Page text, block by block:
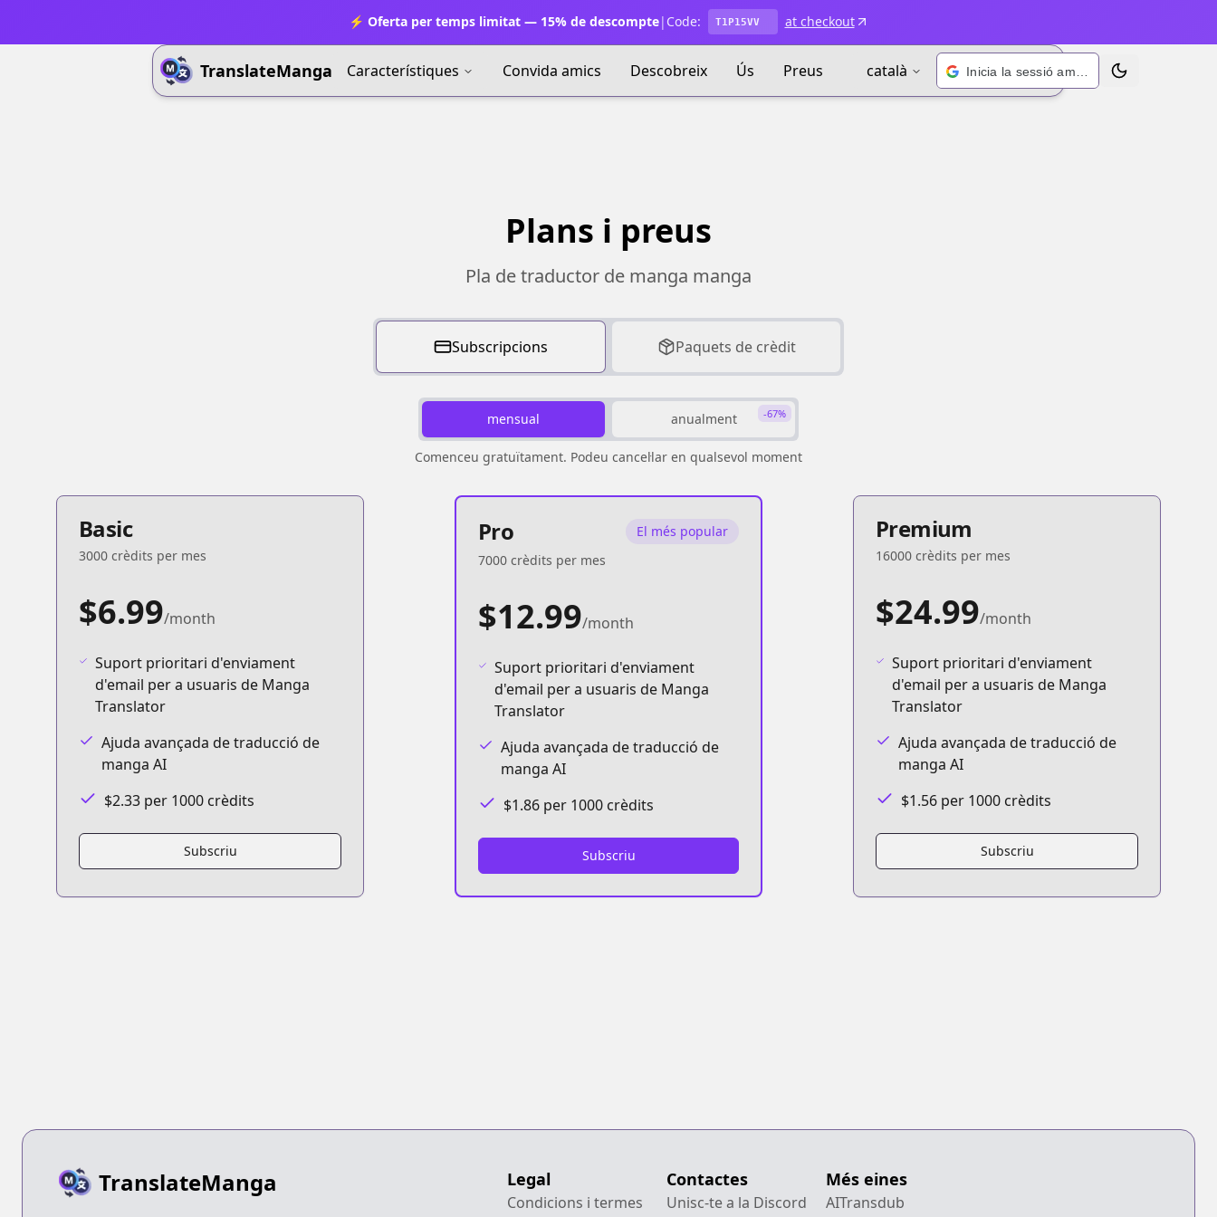
⚡ Oferta per temps limitat — 15% de descompte| Code: T1P15VV at checkout
TranslateManga Característiques Convida amics Descobreix Ús Preus català Alternar tema
Plans i preus
Pla de traductor de manga manga
Subscripcions Paquets de crèdit
mensual anualment -67%
Comenceu gratuïtament. Podeu cancel·lar en qualsevol moment
Basic
3000 crèdits per mes
$6.99/month
Suport prioritari d'enviament
d'email per a usuaris de Manga
Translator
Ajuda avançada de traducció de
manga AI
$2.33 per 1000 crèdits
Subscriu
Pro
El més popular
7000 crèdits per mes
$12.99/month
Suport prioritari d'enviament
d'email per a usuaris de Manga
Translator
Ajuda avançada de traducció de
manga AI
$1.86 per 1000 crèdits
Subscriu
Premium
16000 crèdits per mes
$24.99/month
Suport prioritari d'enviament
d'email per a usuaris de Manga
Translator
Ajuda avançada de traducció de
manga AI
$1.56 per 1000 crèdits
Subscriu
TranslateManga Legal
Condicions i termes
Contactes
Unisc-te a la Discord
Més eines
AITransdub